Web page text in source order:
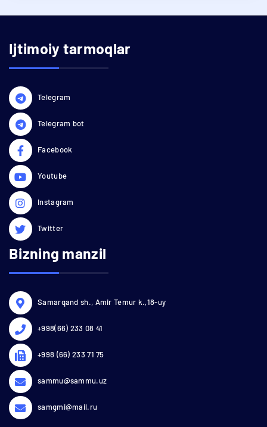
Ijtimoiy tarmoqlar
Telegram
Telegram bot
Facebook
Youtube
Instagram
Twitter
Bizning manzil
Samarqand sh., Amir Temur k.,18-uy
+998(66) 233 08 41
+998 (66) 233 71 75
sammu@sammu.uz
samgmi@mail.ru